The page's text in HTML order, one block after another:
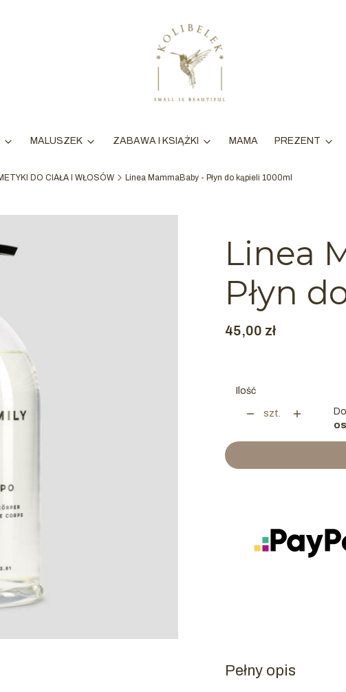
MALUSZEK ZABAWA I KSIĄŻKI MAMA PREZENT
DO CIAŁA I WŁOSÓW Linea MammaBaby - Płyn do kąpieli 1000ml
Linea
Płyn
Cena
45,00 zł
Ilość
szt.
Pełny opis